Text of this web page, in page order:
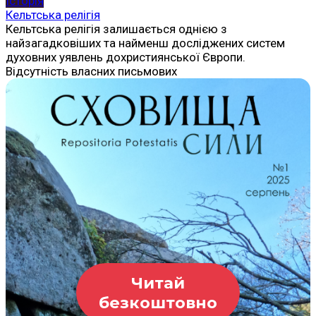
Кельтська релігія
Кельтська релігія залишається однією з
найзагадковіших та найменш досліджених систем
духовних уявлень дохристиянської Європи.
Відсутність власних письмових
Читай
безкоштовно